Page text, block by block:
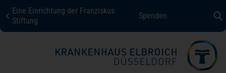
Eine Einrichtung der Franziskus
Stiftung
Spenden
KHE Düsseldorf